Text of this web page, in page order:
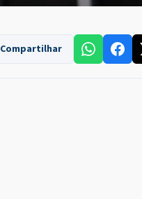
Compartilhar